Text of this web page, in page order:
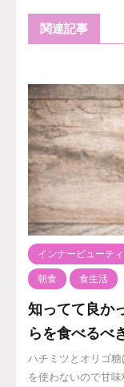
関連記事
インナービューティ
朝食 食生活
知ってて良か
らを食べるべ
ハチミツとオリゴ
を使わないので甘